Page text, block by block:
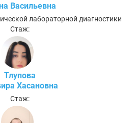
Васильевна
лабораторной диагностики
Стаж:
Тлупова
Хасановна
Стаж: